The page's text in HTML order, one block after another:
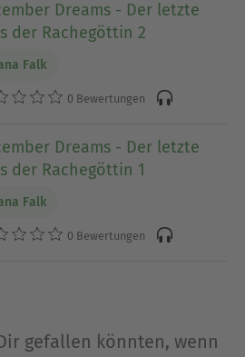
Dreams - Der letzte
der Rachegöttin 2
Falk
0 Bewertungen
Dreams - Der letzte
der Rachegöttin 1
Falk
0 Bewertungen
gefallen könnten, wenn